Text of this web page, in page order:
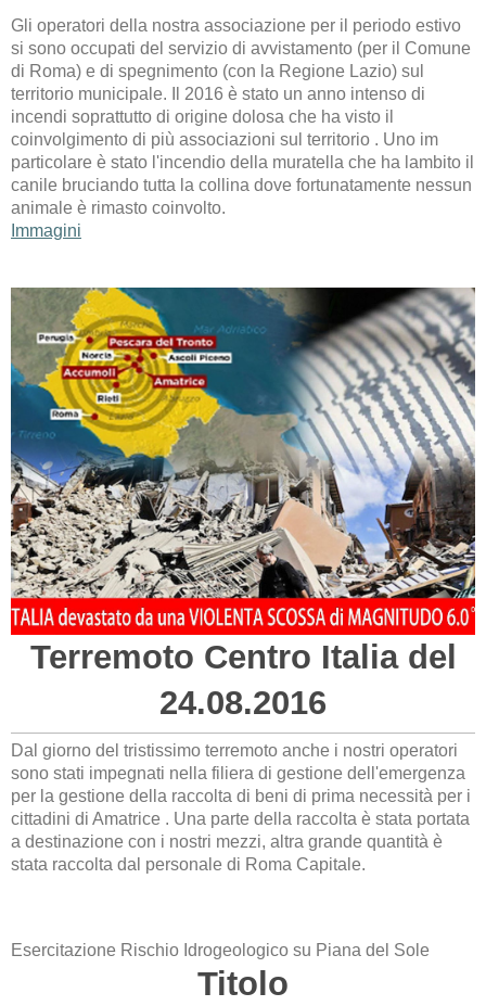
Gli operatori della nostra associazione per il periodo estivo
si sono occupati del servizio di avvistamento (per il Comune
di Roma) e di spegnimento (con la Regione Lazio) sul
territorio municipale. Il 2016 è stato un anno intenso di
incendi soprattutto di origine dolosa che ha visto il
coinvolgimento di più associazioni sul territorio . Uno im
particolare è stato l'incendio della muratella che ha lambito il
canile bruciando tutta la collina dove fortunatamente nessun
animale è rimasto coinvolto.
Immagini
Terremoto Centro Italia del
24.08.2016
Dal giorno del tristissimo terremoto anche i nostri operatori
sono stati impegnati nella filiera di gestione dell'emergenza
per la gestione della raccolta di beni di prima necessità per i
cittadini di Amatrice . Una parte della raccolta è stata portata
a destinazione con i nostri mezzi, altra grande quantità è
stata raccolta dal personale di Roma Capitale.
Esercitazione Rischio Idrogeologico su Piana del Sole
Titolo